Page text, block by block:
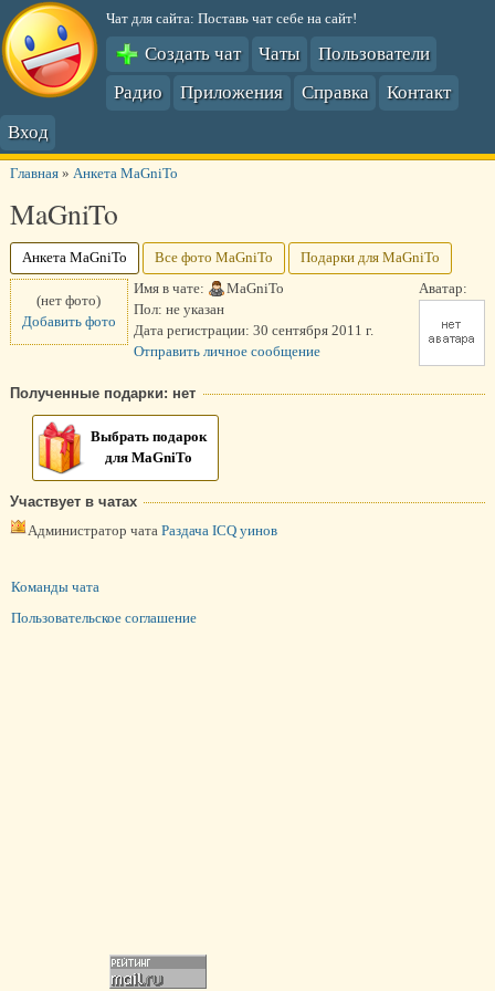
Чат для сайта: Поставь чат себе на сайт!
Создать чат Чаты
Пользователи
Радио
Приложения Справка
Контакт
Вход
Главная» Анкета MaGniTo
MaGniTo
Анкета MaGniTo Все фото MaGniTo
Подарки для MaGniTo
Аватар:
(нет фото)
Добавить фото
Имя в чате:
MaGniTo
Пол: не указан
Дата регистрации: 30 сентября 2011 г.
Отправить личное сообщение
Полученные подарки: нет
Выбрать подарок
для MaGniTo
Участвует в чатах
Администратор чата Раздача ICQ уинов
Команды чата
Пользовательское соглашение